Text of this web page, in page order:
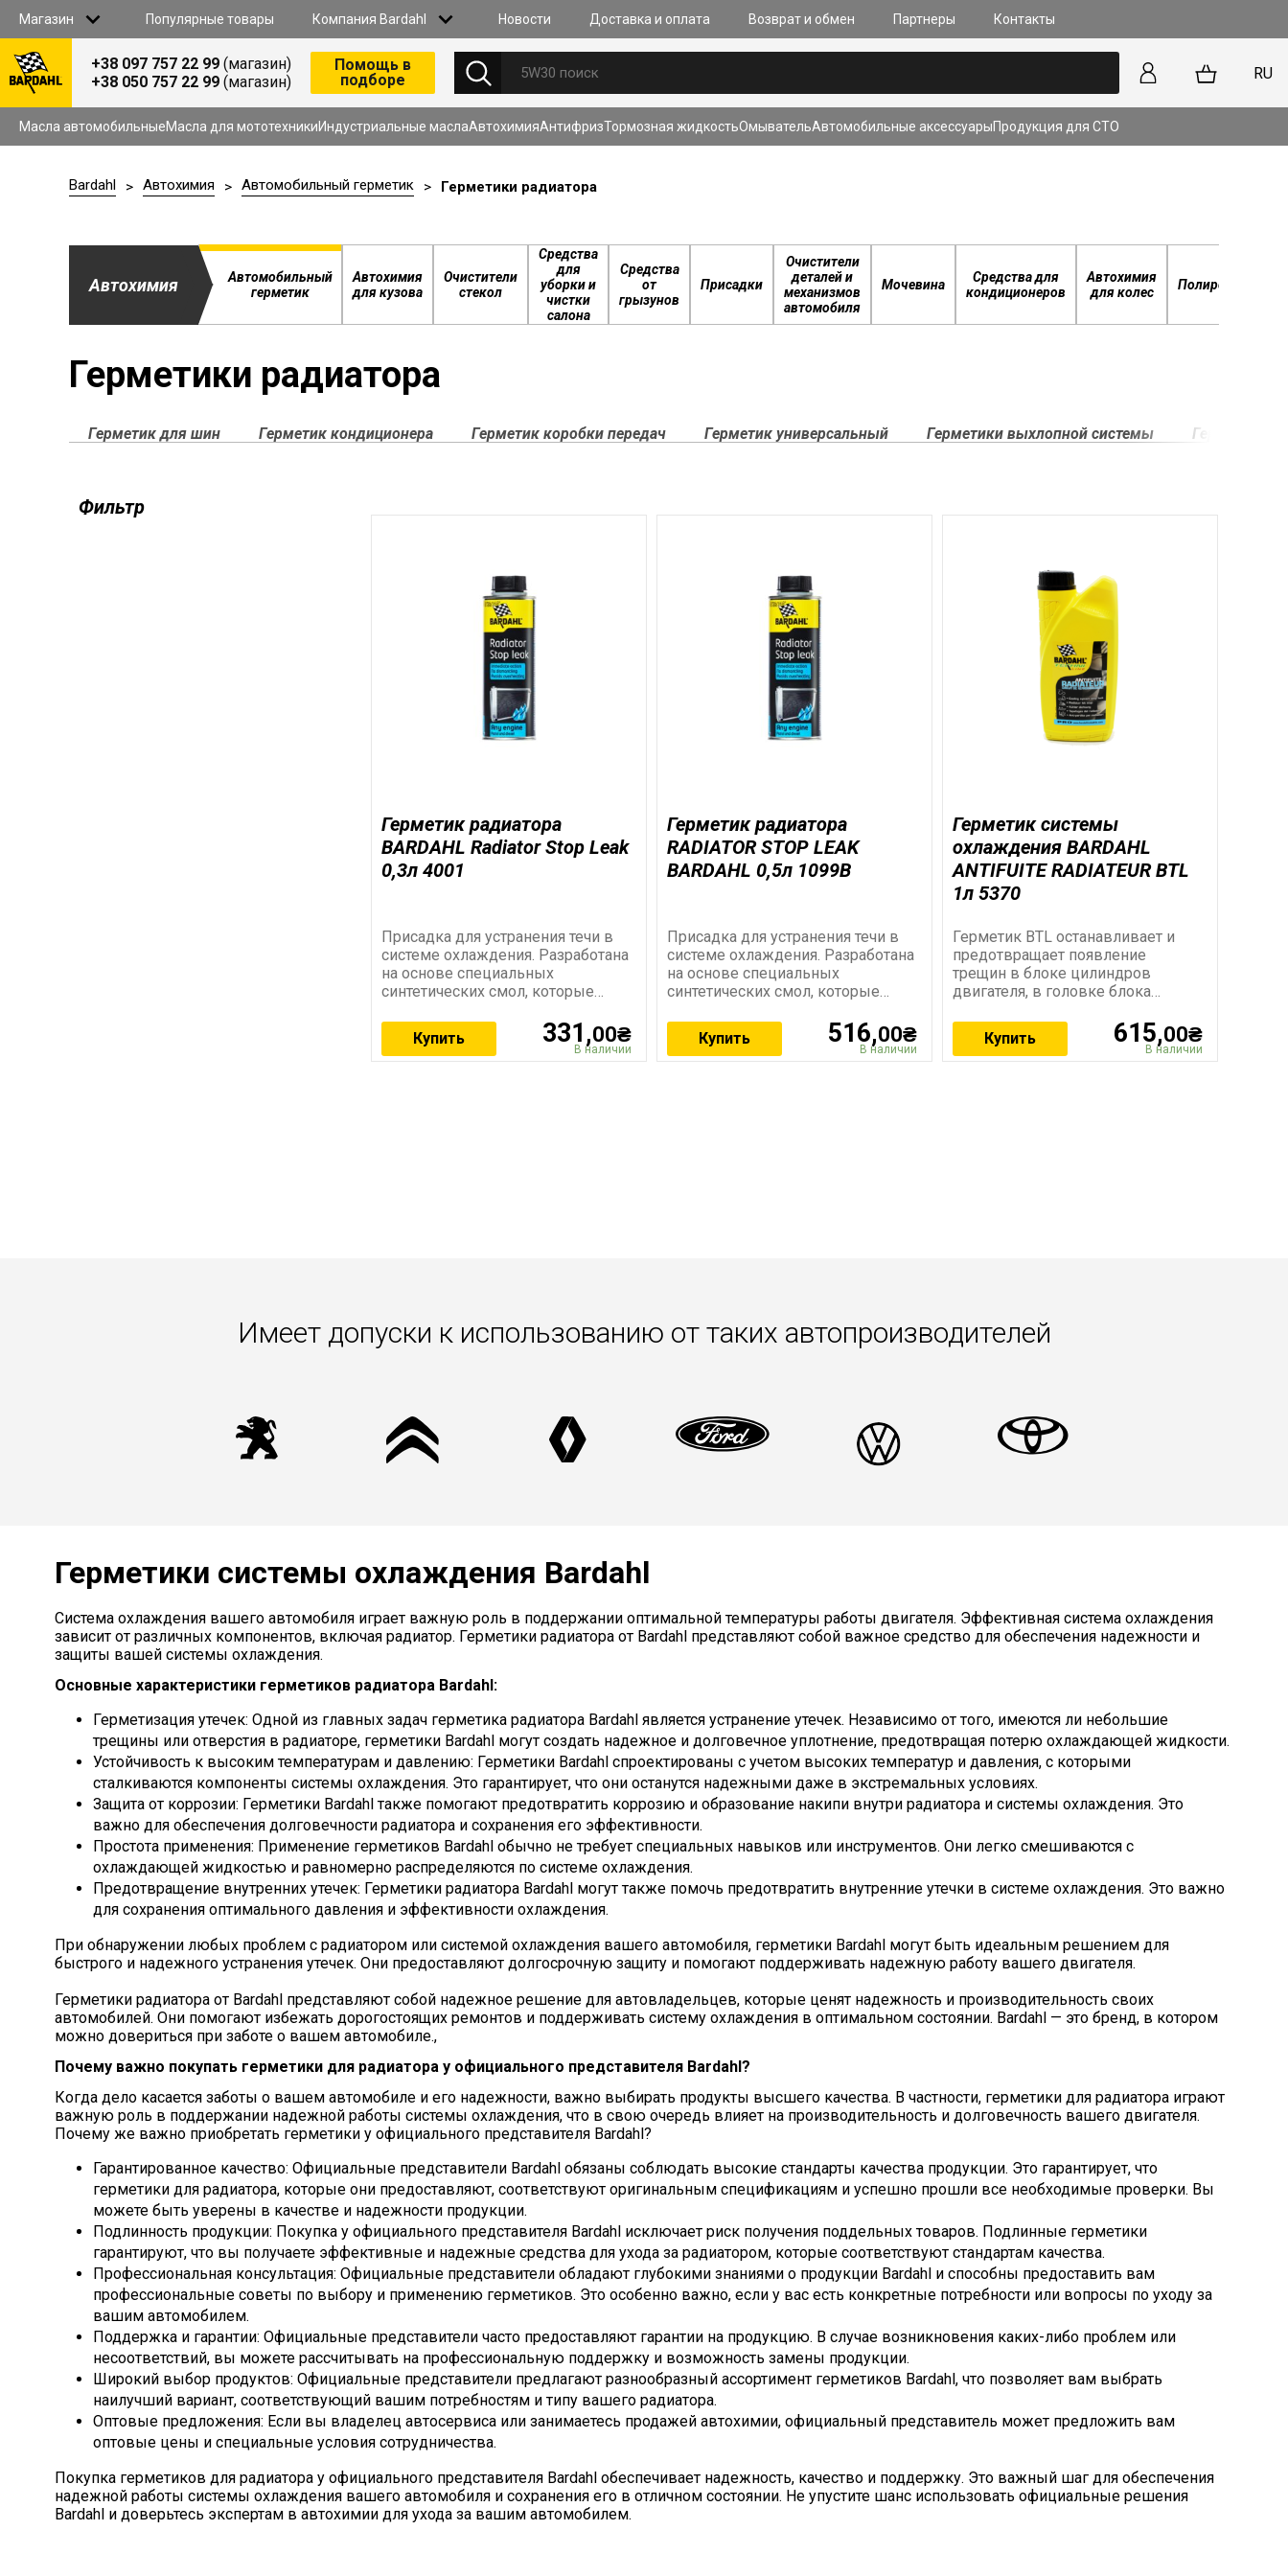
Магазин Популярные товары Компания Bardahl Новости Доставка и оплата Возврат и обмен Партнеры Контакты
О НАС
СТАТЬ ПАРТНЕРОМ В ЗАПАДНЫХ РЕГИОНАХ
АКЦИИ
ЗАЩИТА ОТ ПОДДЕЛОК
НОВОСТИ
27.07.2026
Узнать больше
Все товары
Масла автомобильные
Масла для мототехники
Антифриз
Тормозная жидкость
Продукция для СТО
+38 097 757 22 99 (магазин)
+38 050 757 22 99 (магазин)
Помощь в
подборе
RU
Масла автомобильныеМасла для мототехникиИндустриальные маслаАвтохимияАнтифризТормозная жидкостьОмывательАвтомобильные аксессуарыПродукция для СТО
Bardahl > Автохимия > Автомобильный герметик > Герметики радиатора
Автохимия
Автомобильный
герметик
Автохимия
для кузова
Очистители
стекол
Средства
для
уборки и
чистки
салона
Средства
от
грызунов
Присадки
Очистители
деталей и
механизмов
автомобиля
Мочевина
Средства для
кондиционеров
Автохимия
для колес
Полироль
Герметики радиатора
Герметик для шин Герметик кондиционера Герметик коробки передач Герметик универсальный Герметики выхлопной системы Герметики и
Фильтр
Герметик радиатора
BARDAHL Radiator Stop Leak
0,3л 4001
Присадка для устранения течи в
системе охлаждения. Разработана
на основе специальных
синтетических смол, которые
утечку охлаждающей
331,00₴
В наличии
Купить
Герметик радиатора
RADIATOR STOP LEAK
BARDAHL 0,5л 1099B
Присадка для устранения течи в
системе охлаждения. Разработана
на основе специальных
синтетических смол, которые
утечку охлаждающей
516,00₴
В наличии
Купить
Герметик системы
охлаждения BARDAHL
АNTIFUITE RADIATEUR BTL
1л 5370
Герметик BTL останавливает и
предотвращает появление
трещин в блоке цилиндров
двигателя, в головке блока
водяном насосе,
615,00₴
В наличии
Купить
Имеет допуски к использованию от таких автопроизводителей
Герметики системы охлаждения Bardahl
Система охлаждения вашего автомобиля играет важную роль в поддержании оптимальной температуры работы двигателя. Эффективная система охлаждения
зависит от различных компонентов, включая радиатор. Герметики радиатора от Bardahl представляют собой важное средство для обеспечения надежности и
защиты вашей системы охлаждения.
Основные характеристики герметиков радиатора Bardahl:
Герметизация утечек: Одной из главных задач герметика радиатора Bardahl является устранение утечек. Независимо от того, имеются ли небольшие
трещины или отверстия в радиаторе, герметики Bardahl могут создать надежное и долговечное уплотнение, предотвращая потерю охлаждающей жидкости.
Устойчивость к высоким температурам и давлению: Герметики Bardahl спроектированы с учетом высоких температур и давления, с которыми
сталкиваются компоненты системы охлаждения. Это гарантирует, что они останутся надежными даже в экстремальных условиях.
Защита от коррозии: Герметики Bardahl также помогают предотвратить коррозию и образование накипи внутри радиатора и системы охлаждения. Это
важно для обеспечения долговечности радиатора и сохранения его эффективности.
Простота применения: Применение герметиков Bardahl обычно не требует специальных навыков или инструментов. Они легко смешиваются с
охлаждающей жидкостью и равномерно распределяются по системе охлаждения.
Предотвращение внутренних утечек: Герметики радиатора Bardahl могут также помочь предотвратить внутренние утечки в системе охлаждения. Это важно
для сохранения оптимального давления и эффективности охлаждения.
При обнаружении любых проблем с радиатором или системой охлаждения вашего автомобиля, герметики Bardahl могут быть идеальным решением для
быстрого и надежного устранения утечек. Они предоставляют долгосрочную защиту и помогают поддерживать надежную работу вашего двигателя.
Герметики радиатора от Bardahl представляют собой надежное решение для автовладельцев, которые ценят надежность и производительность своих
автомобилей. Они помогают избежать дорогостоящих ремонтов и поддерживать систему охлаждения в оптимальном состоянии. Bardahl — это бренд, в котором
можно довериться при заботе о вашем автомобиле.,
Почему важно покупать герметики для радиатора у официального представителя Bardahl?
Когда дело касается заботы о вашем автомобиле и его надежности, важно выбирать продукты высшего качества. В частности, герметики для радиатора играют
важную роль в поддержании надежной работы системы охлаждения, что в свою очередь влияет на производительность и долговечность вашего двигателя.
Почему же важно приобретать герметики у официального представителя Bardahl?
Гарантированное качество: Официальные представители Bardahl обязаны соблюдать высокие стандарты качества продукции. Это гарантирует, что
герметики для радиатора, которые они предоставляют, соответствуют оригинальным спецификациям и успешно прошли все необходимые проверки. Вы
можете быть уверены в качестве и надежности продукции.
Подлинность продукции: Покупка у официального представителя Bardahl исключает риск получения поддельных товаров. Подлинные герметики
гарантируют, что вы получаете эффективные и надежные средства для ухода за радиатором, которые соответствуют стандартам качества.
Профессиональная консультация: Официальные представители обладают глубокими знаниями о продукции Bardahl и способны предоставить вам
профессиональные советы по выбору и применению герметиков. Это особенно важно, если у вас есть конкретные потребности или вопросы по уходу за
вашим автомобилем.
Поддержка и гарантии: Официальные представители часто предоставляют гарантии на продукцию. В случае возникновения каких-либо проблем или
несоответствий, вы можете рассчитывать на профессиональную поддержку и возможность замены продукции.
Широкий выбор продуктов: Официальные представители предлагают разнообразный ассортимент герметиков Bardahl, что позволяет вам выбрать
наилучший вариант, соответствующий вашим потребностям и типу вашего радиатора.
Оптовые предложения: Если вы владелец автосервиса или занимаетесь продажей автохимии, официальный представитель может предложить вам
оптовые цены и специальные условия сотрудничества.
Покупка герметиков для радиатора у официального представителя Bardahl обеспечивает надежность, качество и поддержку. Это важный шаг для обеспечения
надежной работы системы охлаждения вашего автомобиля и сохранения его в отличном состоянии. Не упустите шанс использовать официальные решения
Bardahl и доверьтесь экспертам в автохимии для ухода за вашим автомобилем.